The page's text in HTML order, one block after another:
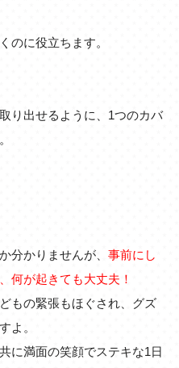
のに役立ちます。
り出せるように、1つのカバ
分かりませんが、 事前にし
何が起きても大丈夫！
もの緊張もほぐされ、グズ
よ。
に満面の笑顔でステキな1日